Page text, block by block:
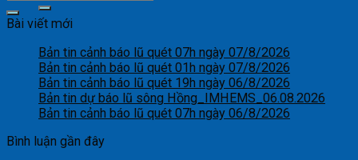
Bài viết mới
Bản tin cảnh báo lũ quét 07h ngày 07/8/2026
Bản tin cảnh báo lũ quét 01h ngày 07/8/2026
Bản tin cảnh báo lũ quét 19h ngày 06/8/2026
Bản tin dự báo lũ sông Hồng_IMHEMS_06.08.2026
Bản tin cảnh báo lũ quét 07h ngày 06/8/2026
Bình luận gần đây